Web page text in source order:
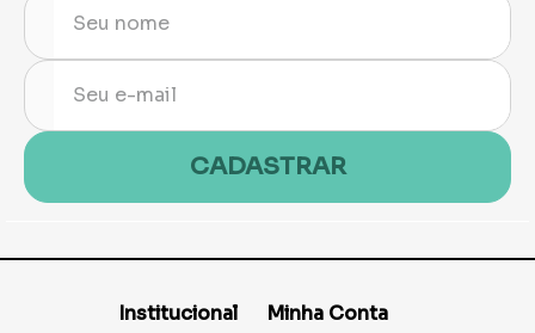
CADASTRAR
Institucional Minha Conta